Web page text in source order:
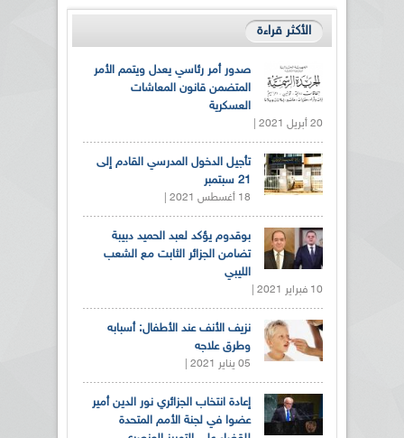
الأكثر قراءة
صدور أمر رئاسي يعدل ويتمم الأمر
المتضمن قانون المعاشات
العسكرية
20 أبريل 2021 |
تأجيل الدخول المدرسي القادم إلى
21 سبتمبر
18 أغسطس 2021 |
بوقدوم يؤكد لعبد الحميد دبيبة
تضامن الجزائر الثابت مع الشعب
الليبي
10 فبراير 2021 |
نزيف الأنف عند الأطفال: أسبابه
وطرق علاجه
05 يناير 2021 |
إعادة انتخاب الجزائري نور الدين أمير
عضوا في لجنة الأمم المتحدة